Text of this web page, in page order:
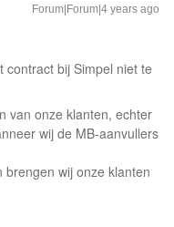
Forum|Forum|4 years ago
contract bij Simpel niet te
van onze klanten, echter
wij de MB-aanvullers
wij onze klanten